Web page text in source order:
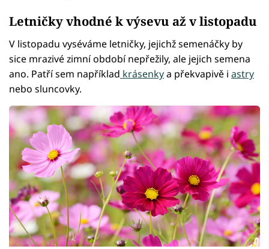
Letničky vhodné k výsevu až v listopadu
V listopadu vyséváme letničky, jejichž semenáčky by
sice mrazivé zimní období nepřežily, ale jejich semena
ano. Patří sem například krásenkya překvapivě i astry
nebo sluncovky.